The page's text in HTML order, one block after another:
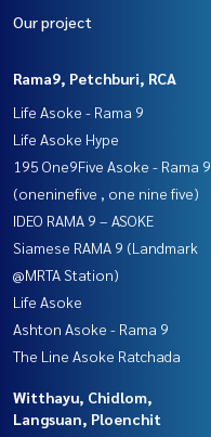
Our project
Rama9, Petchburi, RCA
Life Asoke - Rama 9
Life Asoke Hype
195 One9Five Asoke - Rama 9
(oneninefive , one nine five)
IDEO RAMA 9 – ASOKE
Siamese RAMA 9 (Landmark
@MRTA Station)
Life Asoke
Ashton Asoke - Rama 9
The Line Asoke Ratchada
Witthayu, Chidlom,
Langsuan, Ploenchit